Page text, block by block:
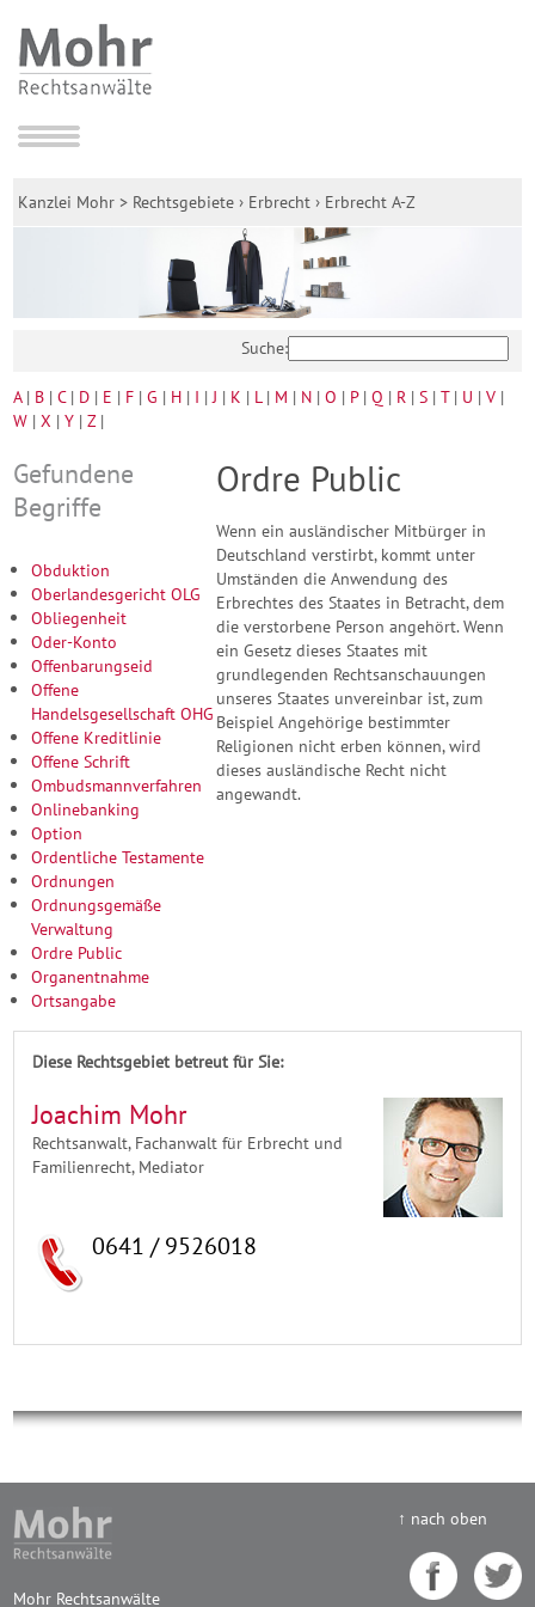
Kanzlei Mohr > Rechtsgebiete › Erbrecht › Erbrecht A-Z
Suche:
A| B |C| D | E | F |G | H | I |J | K | L| M | N |O | P|Q | R |S |T| U |V |
W |X |Y |Z|
Gefundene
Begriffe
Obduktion
Oberlandesgericht OLG
Obliegenheit
Oder-Konto
Offenbarungseid
Offene
Handelsgesellschaft OHG
Offene Kreditlinie
Offene Schrift
Ombudsmannverfahren
Onlinebanking
Option
Ordentliche Testamente
Ordnungen
Ordnungsgemäße
Verwaltung
Ordre Public
Organentnahme
Ortsangabe
Ordre Public
Wenn ein ausländischer Mitbürger in
Deutschland verstirbt, kommt unter
Umständen die Anwendung des
Erbrechtes des Staates in Betracht, dem
die verstorbene Person angehört. Wenn
ein Gesetz dieses Staates mit
grundlegenden Rechtsanschauungen
unseres Staates unvereinbar ist, zum
Beispiel Angehörige bestimmter
Religionen nicht erben können, wird
dieses ausländische Recht nicht
angewandt.
Diese Rechtsgebiet betreut für Sie:
Joachim Mohr
Rechtsanwalt, Fachanwalt für Erbrecht und
Familienrecht, Mediator
0641 / 9526018
↑ nach oben
Mohr Rechtsanwälte